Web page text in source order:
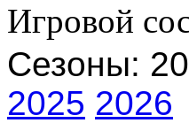
Игровой
Сезоны:
2025 2026